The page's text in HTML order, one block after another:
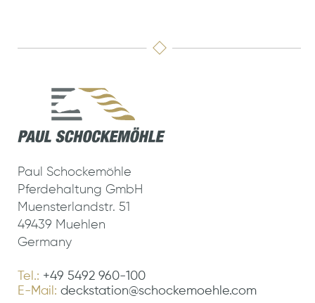
Paul Schockemöhle
Pferdehaltung GmbH
Muensterlandstr. 51
49439 Muehlen
Germany
Tel.: +49 5492 960-100
E-Mail: deckstation@schockemoehle.com